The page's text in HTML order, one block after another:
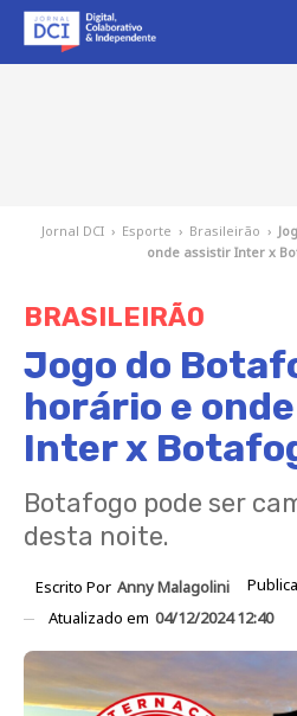
Jornal DCI › Esporte › Brasileirão ›
onde assistir Inter x
BRASILEIRÃO
Jogo do
horário e
Inter x
Botafogo pode ser
desta noite.
Escrito Por Anny Malagolini
Atualizado em 04/12/2024 12:40